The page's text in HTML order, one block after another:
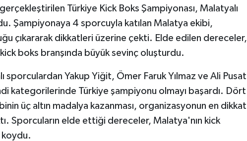
Türkiye Kick Boks Şampiyonası, Malatyalı
Şampiyonaya 4 sporcuyla katılan Malatya ekibi,
çıkararak dikkatleri üzerine çekti. Elde edilen dereceler,
boks branşında büyük sevinç oluşturdu.
Yakup Yiğit, Ömer Faruk Yılmaz ve Ali Pusat
kategorilerinde Türkiye şampiyonu olmayı başardı. Dört
üç altın madalya kazanması, organizasyonun en dikkat
Sporcuların elde ettiği dereceler, Malatya'nın kick
koydu.